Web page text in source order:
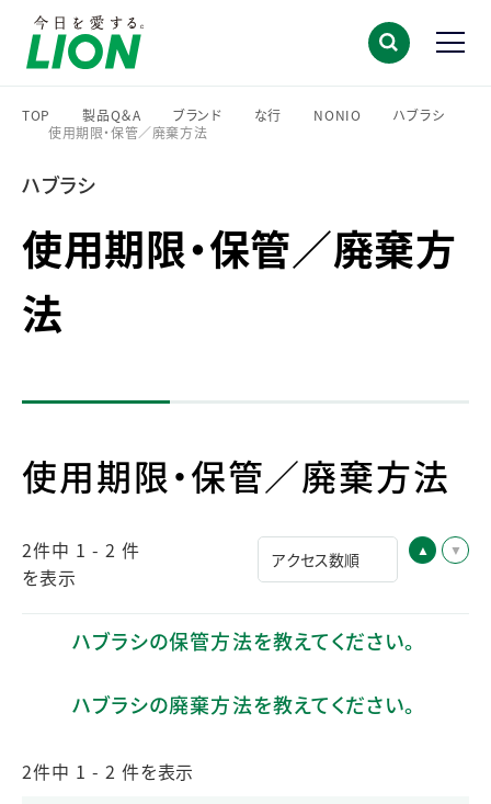
TOP
>
製品Q＆A
>
ブランド
な行
NONIO
ハブラシ
使用期限・保管／廃棄方法
ハブラシ
使用期限・保管／廃棄方
法
使用期限・保管／廃棄方法
2件中 1 - 2 件
を表示
ハブラシの保管方法を教えてください。
ハブラシの廃棄方法を教えてください。
2件中 1 - 2 件を表示